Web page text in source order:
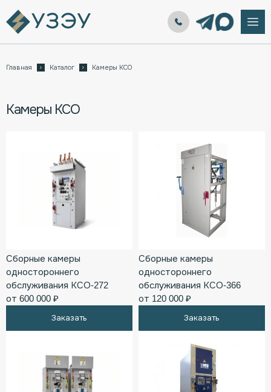
Главная Каталог Камеры КСО
Камеры КСО
Сборные камеры
одностороннего
обслуживания КСО-272
от 600 000 ₽
Заказать
Сборные камеры
одностороннего
обслуживания КСО-366
от 120 000 ₽
Заказать